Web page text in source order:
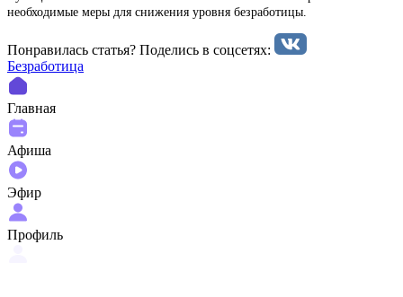
необходимые меры для снижения уровня безработицы.
Понравилась статья? Поделиcь в соцсетях:
Безработица
Главная
Афиша
Эфир
Профиль